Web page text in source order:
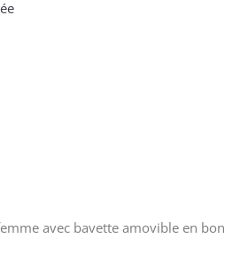
avec bavette amovible en bon